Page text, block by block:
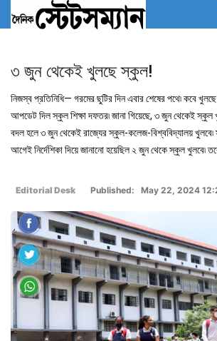
৩ জুন থেকেই খুলছে স্কুল!
নিজস্ব প্রতিনিধি— গরমের ছুটির দিন এবার শেষের পথে৷ কবে
আপডেট দিল স্কুল শিক্ষা দফতর৷ জানা গিয়েছে, ৩ জুন থেকেই স্কুল
বদল হলে ৩ জুন থেকেই রাজ্যের স্কুল-কলেজ-বিশ্ববিদ্যালয়
আগেই নির্দেশিকা দিয়ে জানানো হয়েছিল ২ জুন থেকে স্কুল খুলবে৷
Editorial Desk Published: May 22, 2024